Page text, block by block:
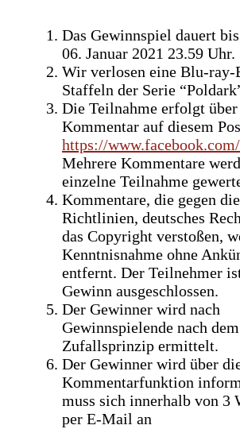
Das Gewinnspiel dauert
06. Januar 2021 23.59 Uhr.
Wir verlosen eine Blu-
Staffeln der Serie
Die Teilnahme erfolgt über
Kommentar auf diesem
https://
Mehrere Kommentare
einzelne Teilnahme
Kommentare, die gegen
Richtlinien, deutsches
das Copyright verstoßen,
Kenntnisnahme ohne
entfernt. Der Teilnehmer
Gewinn ausgeschlossen.
Der Gewinner wird nach
Gewinnspielende nach dem
Zufallsprinzip ermittelt.
Der Gewinner wird über
Kommentarfunktion
muss sich innerhalb von 3
per E-Mail an